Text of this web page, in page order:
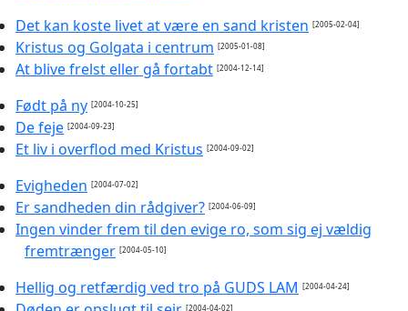
Det kan koste livet at være en sand kristen [2005-02-04]
Kristus og Golgata i centrum [2005-01-08]
At blive frelst eller gå fortabt [2004-12-14]
Født på ny [2004-10-25]
De feje [2004-09-23]
Et liv i overflod med Kristus [2004-09-02]
Evigheden [2004-07-02]
Er sandheden din rådgiver? [2004-06-09]
Ingen vinder frem til den evige ro, som sig ej vældig
fremtrænger [2004-05-10]
Hellig og retfærdig ved tro på GUDS LAM [2004-04-24]
[2004-04-02]